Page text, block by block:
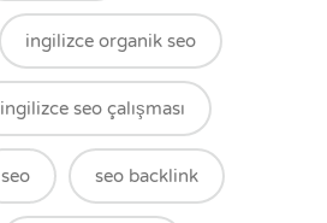
ingilizce organik seo
ingilizce seo çalışması
seo seo backlink